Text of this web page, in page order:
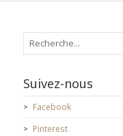
Suivez-nous
Facebook
Pinterest